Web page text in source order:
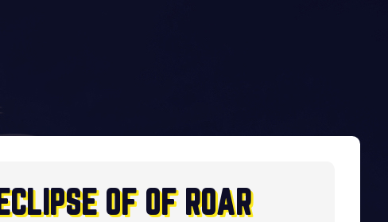
ECLIPSE OF OF ROAR